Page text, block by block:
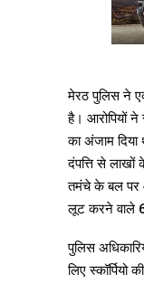
मेरठ पुलिस ने
है। आरोपियों ने
का अंजाम
दंपत्ति से
तमंचे के बल पर
लूट करने वाले 6
पुलिस
लिए